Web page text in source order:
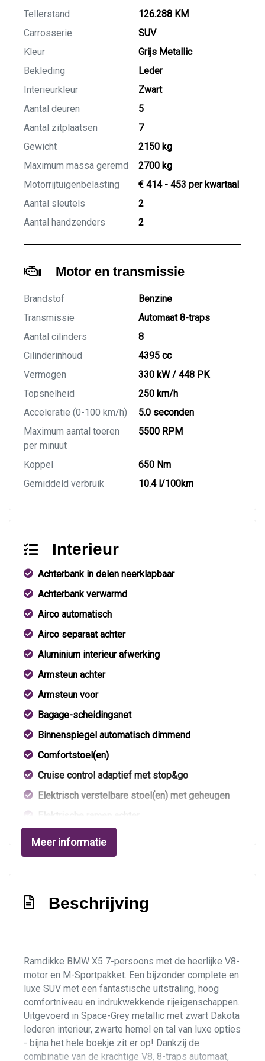
Tellerstand
126.288 KM
Carrosserie
SUV
Kleur
Grijs Metallic
Bekleding
Leder
Interieurkleur
Zwart
Aantal deuren
5
Aantal zitplaatsen
7
Gewicht
2150 kg
Maximum massa geremd
2700 kg
Motorrijtuigenbelasting
€ 414 - 453 per kwartaal
Aantal sleutels
2
Aantal handzenders
2
Motor en transmissie
Brandstof
Benzine
Transmissie
Automaat 8-traps
Aantal cilinders
8
Cilinderinhoud
4395 cc
Vermogen
330 kW / 448 PK
Topsnelheid
250 km/h
Acceleratie (0-100 km/h)
5.0 seconden
Maximum aantal toeren
per minuut
5500 RPM
Koppel
650 Nm
Gemiddeld verbruik
10.4 l/100km
Interieur
Achterbank in delen neerklapbaar
Achterbank verwarmd
Airco automatisch
Airco separaat achter
Aluminium interieur afwerking
Armsteun achter
Armsteun voor
Bagage-scheidingsnet
Binnenspiegel automatisch dimmend
Comfortstoel(en)
Cruise control adaptief met stop&go
Elektrisch verstelbare stoel(en) met geheugen
Elektrische ramen achter
Elektrische ramen voor
Elektrische ramen voor en achter
Interieurklimaat vooraf instelbaar
Lederen bekleding
Lendesteun(en) verstelbaar
Luxe lederen interieur
Middenarmsteun voor
Sportstoelen
Sportstuur
Stuur leder
Meer informatie
Beschrijving
Ramdikke BMW X5 7-persoons met de heerlijke V8-
motor en M-Sportpakket. Een bijzonder complete en
luxe SUV met een fantastische uitstraling, hoog
comfortniveau en indrukwekkende rijeigenschappen.
Uitgevoerd in Space-Grey metallic met zwart Dakota
lederen interieur, zwarte hemel en tal van luxe opties
- bijna het hele boekje zit er op! Dankzij de
combinatie van de krachtige V8, 8-traps automaat,